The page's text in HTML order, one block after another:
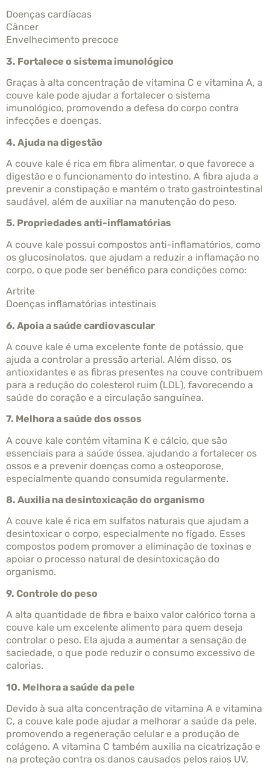
Doenças cardíacas
Câncer
Envelhecimento precoce
3. Fortalece o sistema imunológico
Graças à alta concentração de vitamina C e vitamina A, a
couve kale pode ajudar a fortalecer o sistema
imunológico, promovendo a defesa do corpo contra
infecções e doenças.
4. Ajuda na digestão
A couve kale é rica em fibra alimentar, o que favorece a
digestão e o funcionamento do intestino. A fibra ajuda a
prevenir a constipação e mantém o trato gastrointestinal
saudável, além de auxiliar na manutenção do peso.
5. Propriedades anti-inflamatórias
A couve kale possui compostos anti-inflamatórios, como
os glucosinolatos, que ajudam a reduzir a inflamação no
corpo, o que pode ser benéfico para condições como:
Artrite
Doenças inflamatórias intestinais
6. Apoia a saúde cardiovascular
A couve kale é uma excelente fonte de potássio, que
ajuda a controlar a pressão arterial. Além disso, os
antioxidantes e as fibras presentes na couve contribuem
para a redução do colesterol ruim (LDL), favorecendo a
saúde do coração e a circulação sanguínea.
7. Melhora a saúde dos ossos
A couve kale contém vitamina K e cálcio, que são
essenciais para a saúde óssea, ajudando a fortalecer os
ossos e a prevenir doenças como a osteoporose,
especialmente quando consumida regularmente.
8. Auxilia na desintoxicação do organismo
A couve kale é rica em sulfatos naturais que ajudam a
desintoxicar o corpo, especialmente no fígado. Esses
compostos podem promover a eliminação de toxinas e
apoiar o processo natural de desintoxicação do
organismo.
9. Controle do peso
A alta quantidade de fibra e baixo valor calórico torna a
couve kale um excelente alimento para quem deseja
controlar o peso. Ela ajuda a aumentar a sensação de
saciedade, o que pode reduzir o consumo excessivo de
calorias.
10. Melhora a saúde da pele
Devido à sua alta concentração de vitamina A e vitamina
C, a couve kale pode ajudar a melhorar a saúde da pele,
promovendo a regeneração celular e a produção de
colágeno. A vitamina C também auxilia na cicatrização e
na proteção contra os danos causados pelos raios UV.